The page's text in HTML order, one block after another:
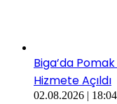
Biga’da
Hizmete Açıldı
02.08.2026 | 18:04